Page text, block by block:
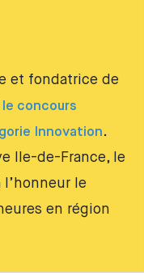
et fondatrice de
le concours
Innovation.
Ile-de-France, le
le
en région